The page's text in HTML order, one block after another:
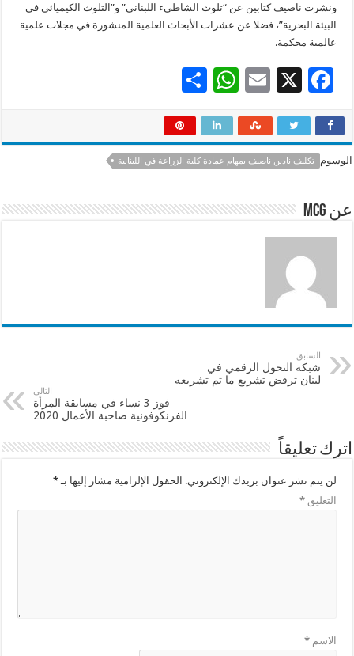
ونشرت ناصيف كتابين عن “تلوث الشاطىء اللبناني” و”التلوث الكيميائي في
البيئة البحرية”، فضلا عن عشرات الأبحاث العلمية المنشورة في مجلات علمية
عالمية محكمة.
F
e
b
o
k
X
E
ai
l
W
at
sA
p
ar
e
الوسوم تكليف نادين ناصيف بمهام عمادة كلية الزراعة في اللبنانية
عن mcg
السابق
شبكة التحول الرقمي في
لبنان ترفض تشريع ما تم تشريعه
التالي
فوز 3 نساء في مسابقة المرأة
الفرنكوفونية صاحبة الأعمال 2020
اترك تعليقاً
لن يتم نشر عنوان بريدك الإلكتروني. الحقول الإلزامية مشار إليها بـ*
التعليق*
الاسم*